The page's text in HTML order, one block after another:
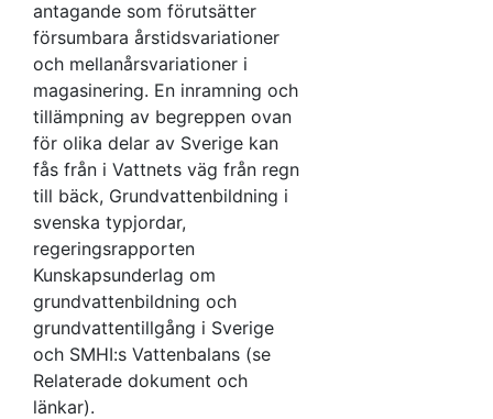
antagande som förutsätter
försumbara årstidsvariationer
och mellanårsvariationer i
magasinering. En inramning och
tillämpning av begreppen ovan
för olika delar av Sverige kan
fås från i Vattnets väg från regn
till bäck, Grundvattenbildning i
svenska typjordar,
regeringsrapporten
Kunskapsunderlag om
grundvattenbildning och
grundvattentillgång i Sverige
och SMHI:s Vattenbalans (se
Relaterade dokument och
länkar).